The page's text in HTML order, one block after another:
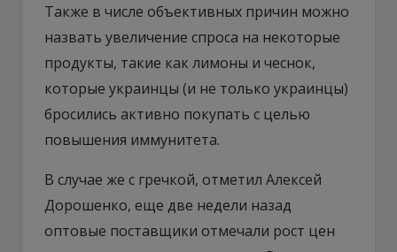
Также в числе объективных причин можно
назвать увеличение спроса на некоторые
продукты, такие как лимоны и чеснок,
которые украинцы (и не только украинцы)
бросились активно покупать с целью
повышения иммунитета.
В случае же с гречкой, отметил Алексей
Дорошенко, еще две недели назад
оптовые поставщики отмечали рост цен